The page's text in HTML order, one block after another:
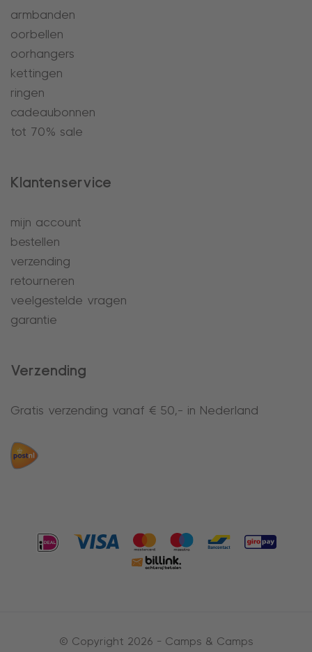
armbanden
oorbellen
oorhangers
kettingen
ringen
cadeaubonnen
tot 70% sale
Klantenservice
mijn account
bestellen
verzending
retourneren
veelgestelde vragen
garantie
Verzending
Gratis verzending vanaf € 50,- in Nederland
© Copyright 2026 - Camps & Camps